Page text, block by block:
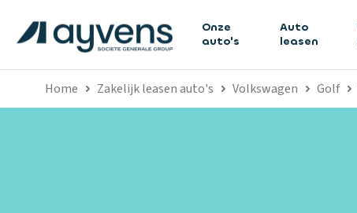
Onze
auto's
Auto
leasen
Home Zakelijk leasen auto's Volkswagen Golf